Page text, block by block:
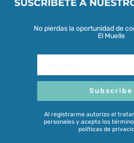
SUSCRÍBETE A
No pierdas la oportunidad de
El Muelle
Subscribe
Al registrarme autorizo el
personales y acepto los
políticas de